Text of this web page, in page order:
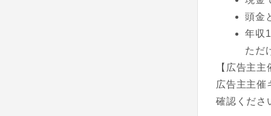
頭金
年収
ただ
【広告主
広告主主催
確認くださ